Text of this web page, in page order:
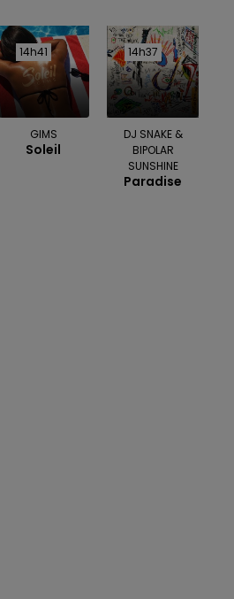
14h41
14h41
GIMS
Soleil
14h37
14h37
DJ SNAKE &
BIPOLAR
SUNSHINE
Paradise